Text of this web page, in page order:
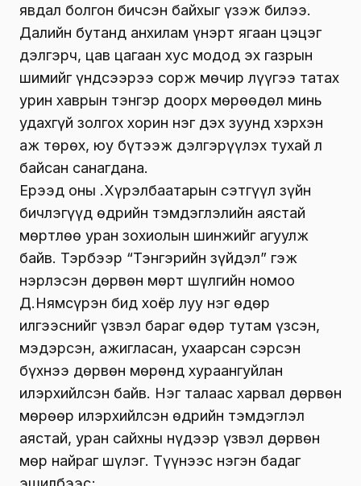
явдал болгон бичсэн байхыг үзэж билээ.
Далийн бутанд анхилам үнэрт ягаан цэцэг
дэлгэрч, цав цагаан хус модод эх газрын
шимийг үндсээрээ сорж мөчир лүүгээ татах
урин хаврын тэнгэр доорх мөрөөдөл минь
удахгүй золгох хорин нэг дэх зуунд хэрхэн
аж төрөх, юу бүтээж дэлгэрүүлэх тухай л
байсан санагдана.
Ерээд оны Ү.Хүрэлбаатарын сэтгүүл зүйн
бичлэгүүд өдрийн тэмдэглэлийн аястай
мөртлөө уран зохиолын шинжийг агуулж
байв. Тэрбээр “Тэнгэрийн зүйдэл” гэж
нэрлэсэн дөрвөн мөрт шүлгийн номоо
Д.Нямсүрэн бид хоёр луу нэг өдөр
илгээснийг үзвэл бараг өдөр тутам үзсэн,
мэдэрсэн, ажигласан, ухаарсан сэрсэн
бүхнээ дөрвөн мөрөнд хураангуйлан
илэрхийлсэн байв. Нэг талаас харвал дөрвөн
мөрөөр илэрхийлсэн өдрийн тэмдэглэл
аястай, уран сайхны нүдээр үзвэл дөрвөн
мөр найраг шүлэг. Түүнээс нэгэн бадаг